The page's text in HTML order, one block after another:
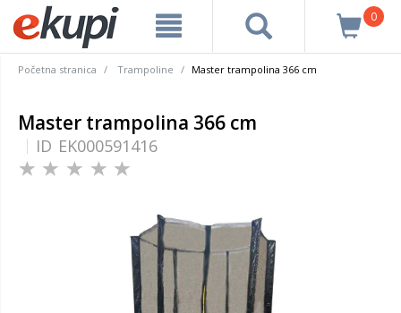
0
Početna stranica Trampoline Master trampolina 366 cm
Master trampolina 366 cm
ID EK000591416